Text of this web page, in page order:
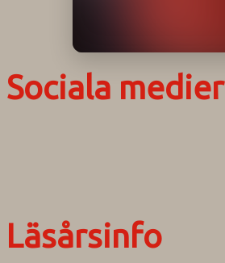
Sociala medier
Läsårsinfo